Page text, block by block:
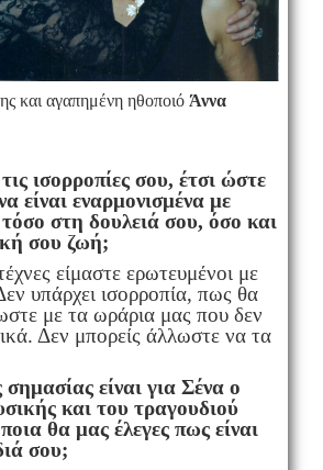
και αγαπημένη ηθοποιό Άννα
ισορροπίες σου, έτσι ώστε
είναι εναρμονισμένα με
στη δουλειά σου, όσο και
σου ζωή;
είμαστε ερωτευμένοι με
υπάρχει ισορροπία, πως θα
με τα ωράρια μας που δεν
Δεν μπορείς άλλωστε να τα
είναι για Σένα ο
και του τραγουδιού
θα μας έλεγες πως είναι
σου;